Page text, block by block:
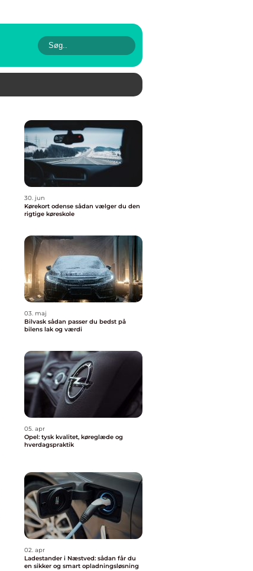
30. jun
Kørekort odense sådan vælger du den
rigtige køreskole
03. maj
Bilvask sådan passer du bedst på
bilens lak og værdi
05. apr
Opel: tysk kvalitet, køreglæde og
hverdagspraktik
02. apr
Ladestander i Næstved: sådan får du
en sikker og smart opladningsløsning